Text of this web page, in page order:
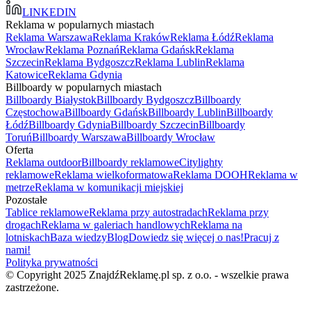
LINKEDIN
Reklama w popularnych miastach
Reklama WarszawaReklama KrakówReklama ŁódźReklama
WrocławReklama PoznańReklama GdańskReklama
SzczecinReklama BydgoszczReklama LublinReklama
KatowiceReklama Gdynia
Billboardy w popularnych miastach
Billboardy BiałystokBillboardy BydgoszczBillboardy
CzęstochowaBillboardy GdańskBillboardy LublinBillboardy
ŁódźBillboardy GdyniaBillboardy SzczecinBillboardy
ToruńBillboardy WarszawaBillboardy Wrocław
Oferta
Reklama outdoorBillboardy reklamoweCitylighty
reklamoweReklama wielkoformatowaReklama DOOHReklama w
metrzeReklama w komunikacji miejskiej
Pozostałe
Tablice reklamoweReklama przy autostradachReklama przy
drogachReklama w galeriach handlowychReklama na
lotniskachBaza wiedzyBlogDowiedz się więcej o nas!Pracuj z
nami!
Polityka prywatności
© Copyright 2025 ZnajdźReklamę.pl sp. z o.o. - wszelkie prawa
zastrzeżone.